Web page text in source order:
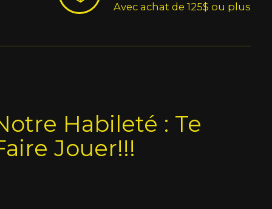
Avec achat de 125$ ou plus
Habileté : Te
Jouer!!!